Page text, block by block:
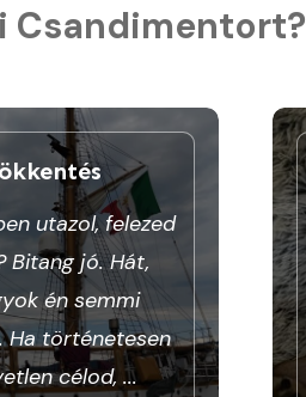
Csandimentort?
utazol, felezed
Bitang jó. Hát,
én semmi
Ha történetesen
célod,...